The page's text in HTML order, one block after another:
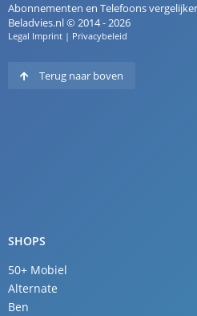
Abonnementen en Telefoons
Beladvies.nl © 2014 - 2026
Legal Imprint | Privacybeleid
Terug naar boven
SHOPS
50+ Mobiel
Alternate
Ben